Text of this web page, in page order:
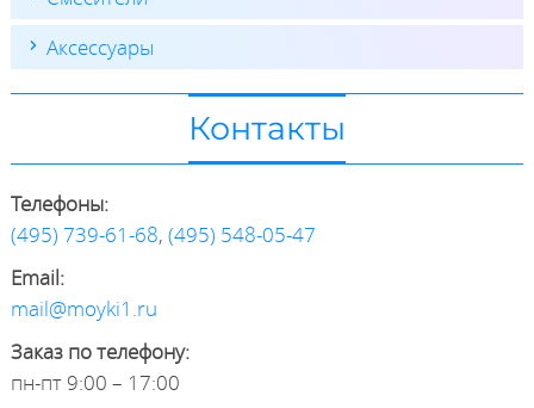
Аксессуары
Контакты
Телефоны:
(495) 739-61-68, (495) 548-05-47
Email:
mail@moyki1.ru
Заказ по телефону:
пн-пт 9:00 – 17:00